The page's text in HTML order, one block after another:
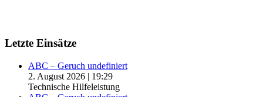
Letzte Einsätze
ABC – Geruch undefiniert
2. August 2026 | 19:29
Technische Hilfeleistung